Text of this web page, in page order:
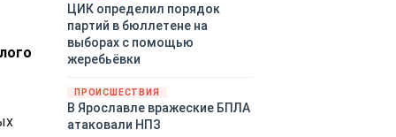
ЦИК определил порядок
партий в бюллетене на
выборах с помощью
жеребьёвки
ПРОИСШЕСТВИЯ
В Ярославле вражеские БПЛА
атаковали НПЗ